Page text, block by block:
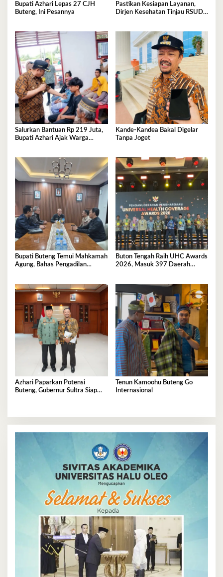
Bupati Azhari Lepas 27 CJH
Buteng, Ini Pesannya
Pastikan Kesiapan Layanan,
Dirjen Kesehatan Tinjau RSUD
Salurkan Bantuan Rp 219 Juta,
Bupati Azhari Ajak Warga
Kande-Kandea Bakal Digelar
Tanpa Joget
Bupati Buteng Temui Mahkamah
Agung, Bahas Pengadilan
Buton Tengah Raih UHC Awards
2026, Masuk 397 Daerah
Azhari Paparkan Potensi
Buteng, Gubernur Sultra Siap
Tenun Kamoohu Buteng Go
Internasional